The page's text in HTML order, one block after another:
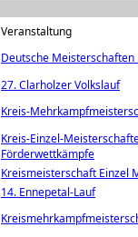
Veranstaltung
Deutsche Meisterschaften
27. Clarholzer Volkslauf
Kreis-
Kreis-Einzel-
Förderwettkämpfe
Kreismeisterschaft Einzel
14. Ennepetal-Lauf